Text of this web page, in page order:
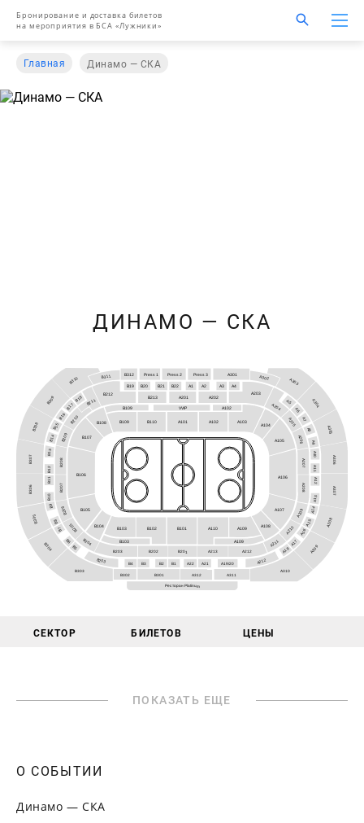
Бронирование и доставка билетов
на мероприятия в БСА «Лужники»
Главная Динамо — СКА
ДИНАМО — СКА
B312
B19
B212
B213
B109 A102
A103
A104
A105
A106
A107
A108
A109
A109
B103
A110
B101
B102
B103
B104
B105
B106
B107
B108 B109 B110 A101 A102
VVIP
A201 A202
A203
A204
A205
A206
A207
A208
A209
A210
A211
A212
A213
B201
B202
B203
B204
B205
B206
B207
B208
B209
B210
B211
B20 B21 B22 A1 A2 A3 A4
A5
A6
A7
A8
A9
A10
A11
A12
A13
A14
A15
A16
A17
A18
A212
A19/20
A21
A22
B1
B2
B4
B5
B6
B7
B8
B9
B10
B11
B12
B13
B14
B15
B16
B17
B18
B203 B3
A301
A302 A303
A304
A305
A306
A307
A308
A309
A310
A311
A312
B301
Ресторан Platinum
B302
B303
B304
B305
B306
B307
B308
B309
B310 B311 Press 1 Press 2 Press 3
СЕКТОР БИЛЕТОВ ЦЕНЫ
ПОКАЗАТЬ ЕЩЕ
О СОБЫТИИ
Динамо — СКА